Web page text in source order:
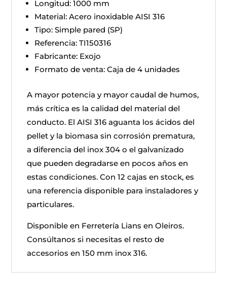
Longitud: 1000 mm
Material: Acero inoxidable AISI 316
Tipo: Simple pared (SP)
Referencia: TI150316
Fabricante: Exojo
Formato de venta: Caja de 4 unidades
A mayor potencia y mayor caudal de humos,
más crítica es la calidad del material del
conducto. El AISI 316 aguanta los ácidos del
pellet y la biomasa sin corrosión prematura,
a diferencia del inox 304 o el galvanizado
que pueden degradarse en pocos años en
estas condiciones. Con 12 cajas en stock, es
una referencia disponible para instaladores y
particulares.
Disponible en Ferretería Lians en Oleiros.
Consúltanos si necesitas el resto de
accesorios en 150 mm inox 316.